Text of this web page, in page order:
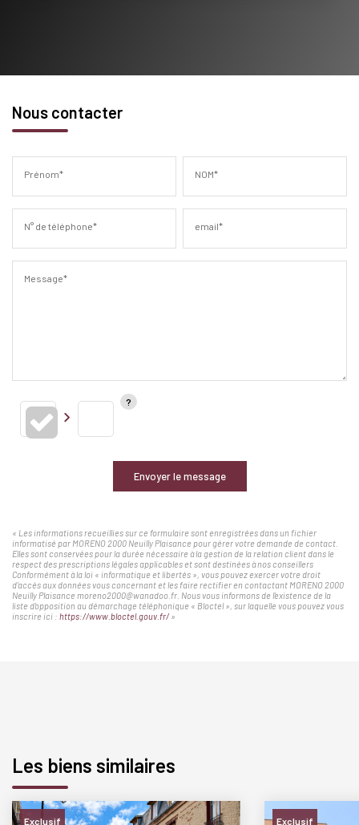
Nous contacter
Prénom* NOM*
N° de téléphone* email*
Message*
Envoyer le message
« Les informations recueillies sur ce formulaire sont enregistrées dans un fichier
informatisé par MORENO 2000 Neuilly Plaisance pour gérer votre demande de contact.
Elles sont conservées pour la durée nécessaire à la gestion de la relation client dans le
respect des prescriptions légales applicables et sont destinées à nos conseillers
Conformément à la loi « informatique et libertés », vous pouvez exercer votre droit
d'accès aux données vous concernant et les faire rectifier en contactant MORENO 2000
Neuilly Plaisance moreno2000@wanadoo.fr. Nous vous informons de l'existence de la
liste d'opposition au démarchage téléphonique « Bloctel », sur laquelle vous pouvez vous
inscrire ici : https://www.bloctel.gouv.fr/ »
Les biens similaires
Exclusif Exclusif